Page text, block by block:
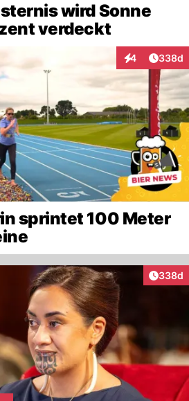
wird Sonne
verdeckt
4
Interaktionen
338d
sprintet 100 Meter
338d